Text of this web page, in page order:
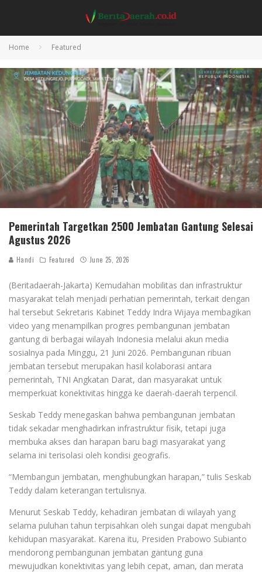
Home Featured
Pemerintah Targetkan 2500 Jembatan Gantung Selesai
Agustus 2026
Handi Featured June 25, 2026
(Beritadaerah-Jakarta) Kemudahan mobilitas dan infrastruktur
masyarakat telah menjadi perhatian pemerintah, terkait dengan
hal tersebut Sekretaris Kabinet Teddy Indra Wijaya membagikan
video yang menampilkan progres pembangunan jembatan
gantung di berbagai wilayah Indonesia melalui akun media
sosialnya pada Minggu, 21 Juni 2026. Pembangunan ribuan
jembatan tersebut merupakan hasil kolaborasi antara
pemerintah, TNI Angkatan Darat, dan masyarakat untuk
memperkuat konektivitas hingga ke daerah-daerah terpencil.
Seskab Teddy menegaskan bahwa pembangunan jembatan
tidak sekadar menghadirkan infrastruktur fisik, tetapi juga
membuka akses dan harapan baru bagi masyarakat yang
selama ini terisolasi oleh kondisi geografis.
“Membangun jembatan, menghubungkan harapan,” tulis Seskab
Teddy dalam keterangan tertulisnya.
Menurut Seskab Teddy, kehadiran jembatan di wilayah yang
selama puluhan tahun terpisahkan oleh sungai dapat mengubah
kehidupan masyarakat. Karena itu, Presiden Prabowo Subianto
mendorong pembangunan jembatan gantung guna
mewujudkan konektivitas yang lebih cepat, aman, dan merata